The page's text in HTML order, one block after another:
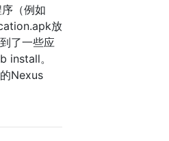
（例如
放
了一些应
install。
Nexus